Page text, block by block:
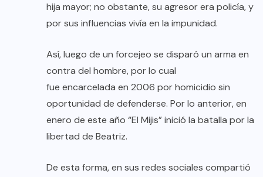
hija mayor; no obstante, su agresor era policía, y
por sus influencias vivía en la impunidad.
Así, luego de un forcejeo se disparó un arma en
contra del hombre, por lo cual
fue encarcelada en 2006 por homicidio sin
oportunidad de defenderse. Por lo anterior, en
enero de este año “El Mijis” inició la batalla por la
libertad de Beatriz.
De esta forma, en sus redes sociales compartió